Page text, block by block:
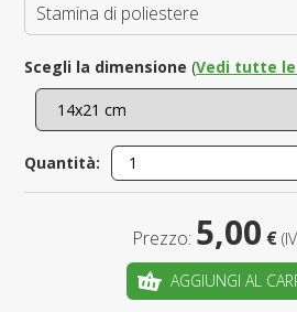
Stamina di poliestere
Scegli la dimensione (Vedi tutte
Quantità:
Prezzo: 5,00 €
AGGIUNGI AL